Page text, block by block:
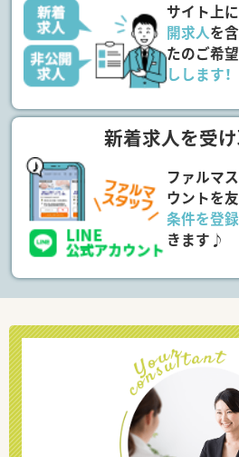
サイト上
開求人を
たのご希
しします！
新着求人を受
ファルマ
ウントを
条件を登録
きます♪